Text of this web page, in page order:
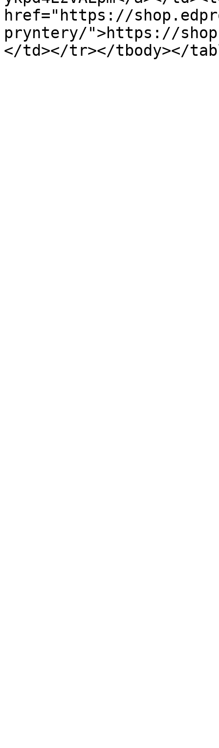
href="https://
pryntery/">https://